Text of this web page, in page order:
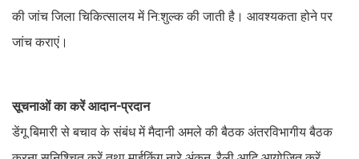
की जांच जिला चिकित्सालय में नि:शुल्क की जाती है। आवश्यकता होने पर
जांच कराएं।
सूचनाओं का करें आदान-प्रदान
डेंगू बिमारी से बचाव के संबंध में मैदानी अमले की बैठक अंतरविभागीय बैठक